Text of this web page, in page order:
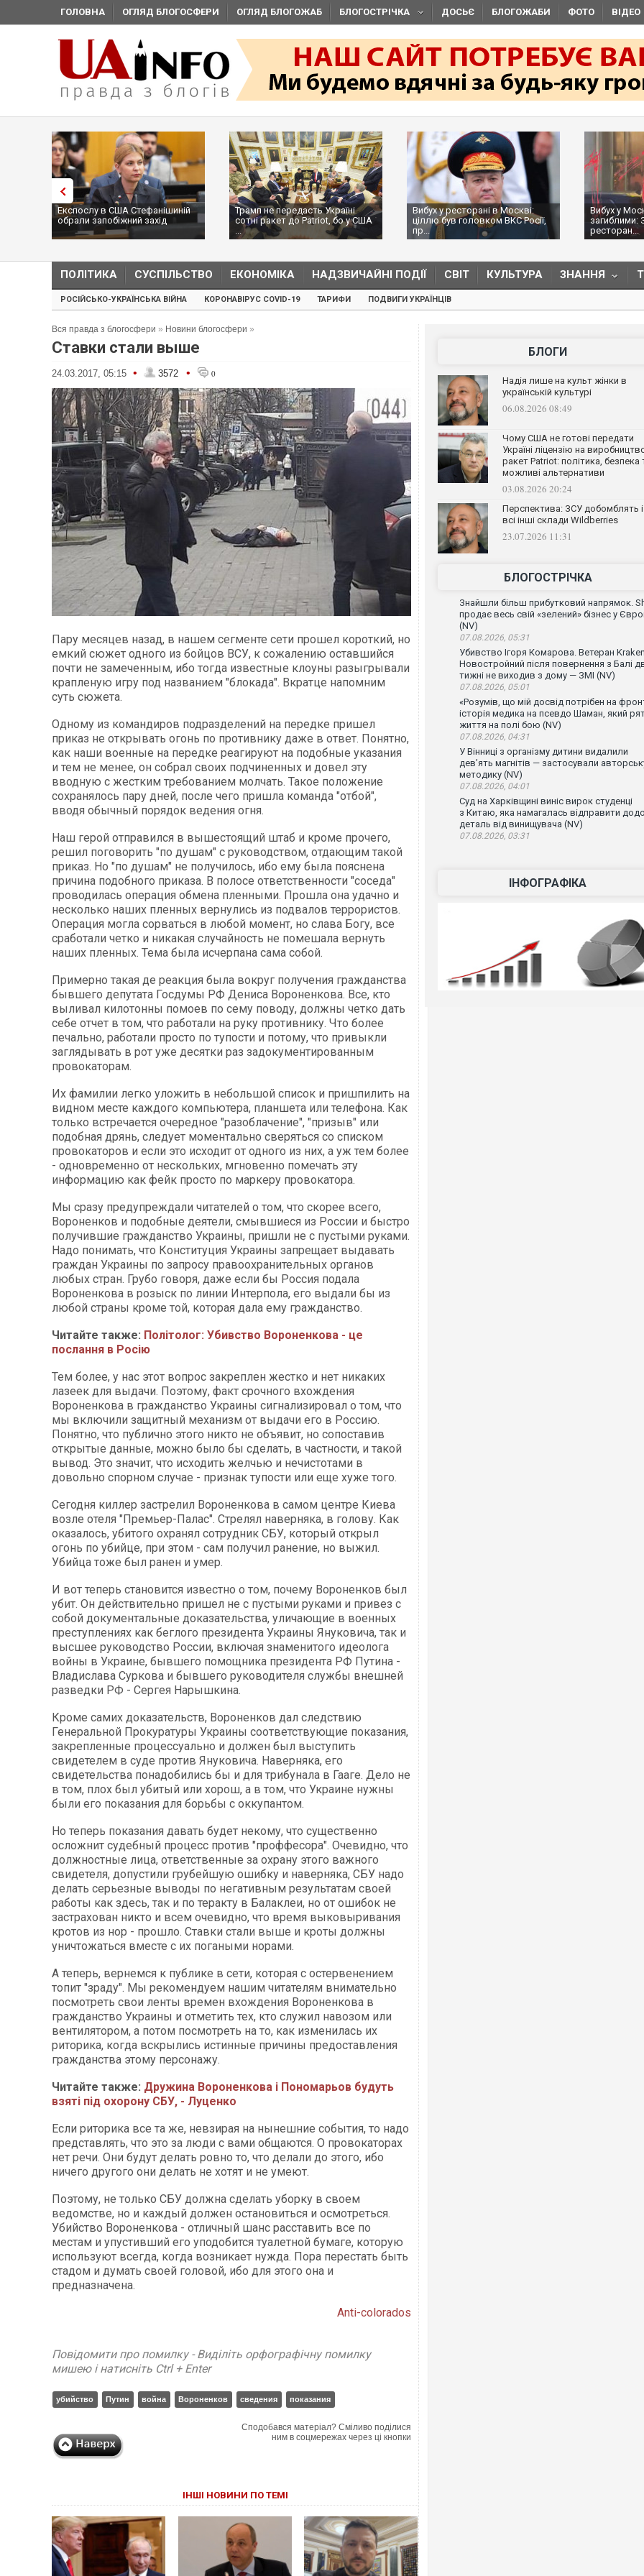
ГОЛОВНА ОГЛЯД БЛОГОСФЕРИ ОГЛЯД БЛОГОЖАБ БЛОГОСТРІЧКА ДОСЬЄ БЛОГОЖАБИ ФОТО ВІДЕО
Експослу в США Стефанішиній
обрали запобіжний захід
Трамп не передасть Україні
сотні ракет до Patriot, бо у США
...
Вибух у ресторані в Москві:
ціллю був головком ВКС Росії,
пр...
Вибух у
загиблими:
ресторан...
ПОЛІТИКА СУСПІЛЬСТВО ЕКОНОМІКА НАДЗВИЧАЙНІ ПОДІЇ СВІТ КУЛЬТУРА ЗНАННЯ
РОСІЙСЬКО-УКРАЇНСЬКА ВІЙНА КОРОНАВІРУС COVID-19 ТАРИФИ ПОДВИГИ УКРАЇНЦІВ
Вся правда з блогосфери » Новини блогосфери »
Ставки стали выше
24.03.2017, 05:15 • 3572 • 0
Пару месяцев назад, в нашем сегменте сети прошел короткий, но
емкий сюжет одного из бойцов ВСУ, к сожалению оставшийся
почти не замеченным, ибо тогда известные клоуны разыгрывали
крапленую игру под названием "блокада". Вкратце напомним
суть сюжета.
Одному из командиров подразделений на передке пришел
приказ не открывать огонь по противнику даже в ответ. Понятно,
как наши военные на передке реагируют на подобные указания
и тем не менее, он собрал своих подчиненных и довел эту
вводную с жестким требованием молчать. Такое положение
сохранялось пару дней, после чего пришла команда "отбой",
вводя обычный порядок ведения огня.
Наш герой отправился в вышестоящий штаб и кроме прочего,
решил поговорить "по душам" с руководством, отдающим такой
приказ. Но "по душам" не получилось, ибо ему была пояснена
причина подобного приказа. В полосе ответственности "соседа"
проводилась операция обмена пленными. Прошла она удачно и
несколько наших пленных вернулись из подвалов террористов.
Операция могла сорваться в любой момент, но слава Богу, все
сработали четко и никакая случайность не помешала вернуть
наших пленных. Тема была исчерпана сама собой.
Примерно такая де реакция была вокруг получения гражданства
бывшего депутата Госдумы РФ Дениса Вороненкова. Все, кто
выливал килотонны помоев по сему поводу, должны четко дать
себе отчет в том, что работали на руку противнику. Что более
печально, работали просто по тупости и потому, что привыкли
заглядывать в рот уже десятки раз задокументированным
провокаторам.
Их фамилии легко уложить в небольшой список и пришпилить на
видном месте каждого компьютера, планшета или телефона. Как
только встречается очередное "разоблачение", "призыв" или
подобная дрянь, следует моментально сверяться со списком
провокаторов и если это исходит от одного из них, а уж тем более
- одновременно от нескольких, мгновенно помечать эту
информацию как фейк просто по маркеру провокатора.
Мы сразу предупреждали читателей о том, что скорее всего,
Вороненков и подобные деятели, смывшиеся из России и быстро
получившие гражданство Украины, пришли не с пустыми руками.
Надо понимать, что Конституция Украины запрещает выдавать
граждан Украины по запросу правоохранительных органов
любых стран. Грубо говоря, даже если бы Россия подала
Вороненкова в розыск по линии Интерпола, его выдали бы из
любой страны кроме той, которая дала ему гражданство.
Читайте также: Політолог: Убивство Вороненкова - це
послання в Росію
Тем более, у нас этот вопрос закреплен жестко и нет никаких
лазеек для выдачи. Поэтому, факт срочного вхождения
Вороненкова в гражданство Украины сигнализировал о том, что
мы включили защитный механизм от выдачи его в Россию.
Понятно, что публично этого никто не объявит, но сопоставив
открытые данные, можно было бы сделать, в частности, и такой
вывод. Это значит, что исходить желчью и нечистотами в
довольно спорном случае - признак тупости или еще хуже того.
Сегодня киллер застрелил Вороненкова в самом центре Киева
возле отеля "Премьер-Палас". Стрелял наверняка, в голову. Как
оказалось, убитого охранял сотрудник СБУ, который открыл
огонь по убийце, при этом - сам получил ранение, но выжил.
Убийца тоже был ранен и умер.
И вот теперь становится известно о том, почему Вороненков был
убит. Он действительно пришел не с пустыми руками и привез с
собой документальные доказательства, уличающие в военных
преступлениях как беглого президента Украины Януковича, так и
высшее руководство России, включая знаменитого идеолога
войны в Украине, бывшего помощника президента РФ Путина -
Владислава Суркова и бывшего руководителя службы внешней
разведки РФ - Сергея Нарышкина.
Кроме самих доказательств, Вороненков дал следствию
Генеральной Прокуратуры Украины соответствующие показания,
закрепленные процессуально и должен был выступить
свидетелем в суде против Януковича. Наверняка, его
свидетельства понадобились бы и для трибунала в Гааге. Дело не
в том, плох был убитый или хорош, а в том, что Украине нужны
были его показания для борьбы с оккупантом.
Но теперь показания давать будет некому, что существенно
осложнит судебный процесс против "проффесора". Очевидно, что
должностные лица, ответственные за охрану этого важного
свидетеля, допустили грубейшую ошибку и наверняка, СБУ надо
делать серьезные выводы по негативным результатам своей
работы как здесь, так и по теракту в Балаклеи, но от ошибок не
застрахован никто и всем очевидно, что время выковыривания
кротов из нор - прошло. Ставки стали выше и кроты должны
уничтожаться вместе с их погаными норами.
А теперь, вернемся к публике в сети, которая с остервенением
топит "зраду". Мы рекомендуем нашим читателям внимательно
посмотреть свои ленты времен вхождения Вороненкова в
гражданство Украины и отметить тех, кто служил навозом или
вентилятором, а потом посмотреть на то, как изменилась их
риторика, когда вскрылись истинные причины предоставления
гражданства этому персонажу.
Читайте также: Дружина Вороненкова і Пономарьов будуть
взяті під охорону СБУ, - Луценко
Если риторика все та же, невзирая на нынешние события, то надо
представлять, что это за люди с вами общаются. О провокаторах
нет речи. Они будут делать ровно то, что делали до этого, ибо
ничего другого они делать не хотят и не умеют.
Поэтому, не только СБУ должна сделать уборку в своем
ведомстве, но и каждый должен остановиться и осмотреться.
Убийство Вороненкова - отличный шанс расставить все по
местам и упустивший его уподобится туалетной бумаге, которую
используют всегда, когда возникает нужда. Пора перестать быть
стадом и думать своей головой, ибо для этого она и
предназначена.
Аnti-colorados
Повідомити про помилку - Виділіть орфографічну помилку
мишею і натисніть Ctrl + Enter
убийство Путин война Вороненков сведения показания
Сподобався матеріал? Сміливо поділися
ним в соцмережах через ці кнопки
ІНШІ НОВИНИ ПО ТЕМІ
БЛОГИ
Надія лише на культ жінки в
українській культурі
06.08.2026 08:49
Чому США не готові передати
Україні ліцензію на
ракет Patriot: політика, безпека
можливі альтернативи
03.08.2026 20:24
Перспектива: ЗСУ добомблять і
всі інші склади Wildberries
23.07.2026 11:31
БЛОГОСТРІЧКА
Знайшли більш прибутковий напрямок.
продає весь свій «зелений» бізнес у
(NV)
07.08.2026, 05:31
Убивство Ігоря Комарова. Ветеран Kraken
Новостройний після повернення з Балі
тижні не виходив з дому — ЗМІ (NV)
07.08.2026, 05:01
«Розумів, що мій досвід потрібен на
історія медика на псевдо Шаман, який
життя на полі бою (NV)
07.08.2026, 04:31
У Вінниці з організму дитини видалили
дев’ять магнітів — застосували
методику (NV)
07.08.2026, 04:01
Суд на Харківщині виніс вирок студенці
з Китаю, яка намагалась відправити
деталь від винищувача (NV)
07.08.2026, 03:31
ІНФОГРАФІКА